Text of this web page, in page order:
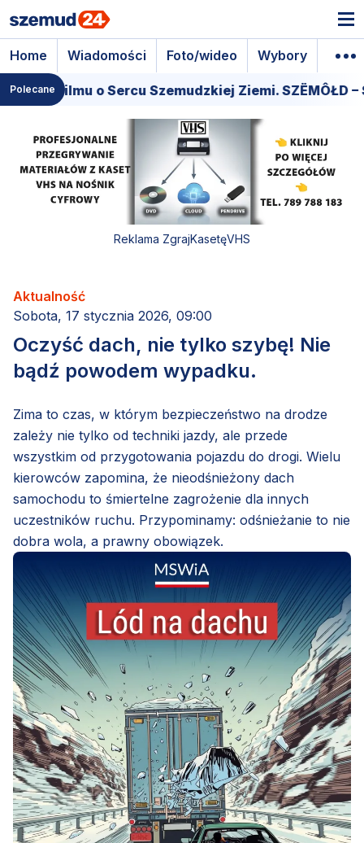
Home Wiadomości Foto/wideo Wybory
Polecane
filmu o Sercu Szemudzkiej Ziemi. SZËMÔŁD –
Reklama ZgrajKasetęVHS
Aktualność
Sobota, 17 stycznia 2026, 09:00
Oczyść dach, nie tylko szybę! Nie
bądź powodem wypadku.
Zima to czas, w którym bezpieczeństwo na drodze
zależy nie tylko od techniki jazdy, ale przede
wszystkim od przygotowania pojazdu do drogi. Wielu
kierowców zapomina, że nieodśnieżony dach
samochodu to śmiertelne zagrożenie dla innych
uczestników ruchu. Przypominamy: odśnieżanie to nie
dobra wola, a prawny obowiązek.